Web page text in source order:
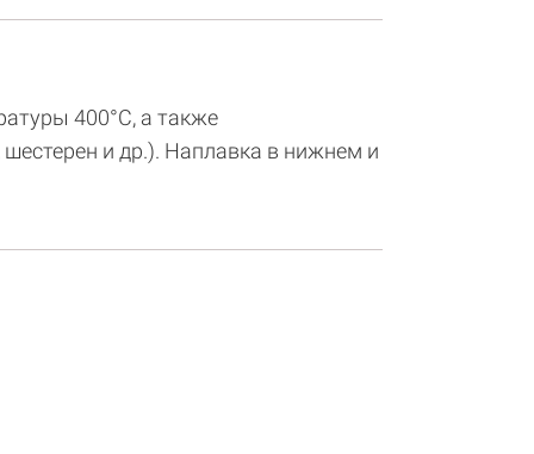
400°С, а также
и др.). Наплавка в нижнем и